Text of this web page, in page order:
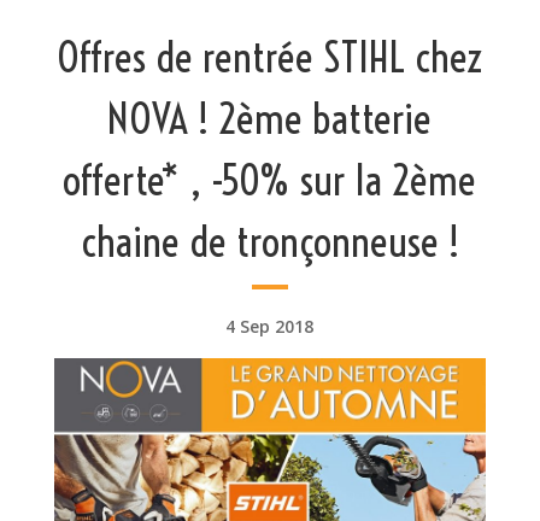
Offres de rentrée STIHL chez
NOVA ! 2ème batterie
offerte* , -50% sur la 2ème
chaine de tronçonneuse !
4 Sep 2018